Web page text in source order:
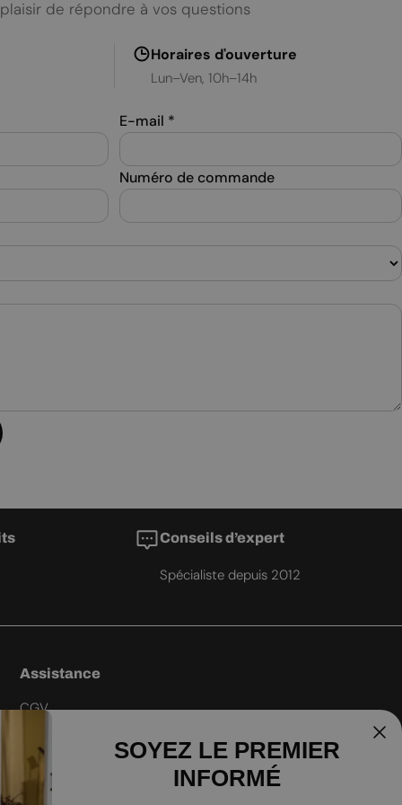
de répondre à vos questions
Horaires d'ouverture
Lun–Ven, 10h–14h
E-mail *
Numéro de commande
Conseils d’expert
Spécialiste depuis 2012
Assistance
CGV
Garantie du meilleur prix
Politique de retour
SPANISH
SOYEZ LE PREMIER
INFORMÉ